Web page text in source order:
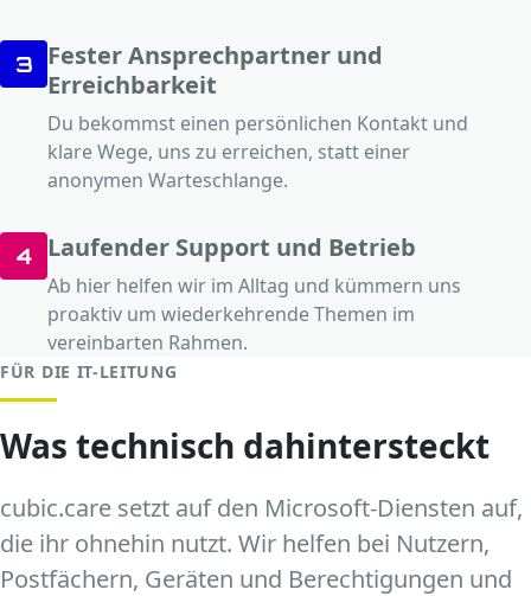
3
Fester Ansprechpartner und
Erreichbarkeit
Du bekommst einen persönlichen Kontakt und
klare Wege, uns zu erreichen, statt einer
anonymen Warteschlange.
4 Laufender Support und Betrieb
Ab hier helfen wir im Alltag und kümmern uns
proaktiv um wiederkehrende Themen im
vereinbarten Rahmen.
FÜR DIE IT-LEITUNG
Was technisch dahintersteckt
cubic.care setzt auf den Microsoft-Diensten auf,
die ihr ohnehin nutzt. Wir helfen bei Nutzern,
Postfächern, Geräten und Berechtigungen und